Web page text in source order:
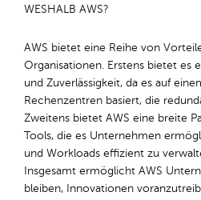
WESHALB AWS?
AWS bietet eine Reihe von
Organisationen. Erstens bietet es
und Zuverlässigkeit, da es auf
Rechenzentren basiert, die
Zweitens bietet AWS eine breite
Tools, die es Unternehmen
und Workloads effizient zu
Insgesamt ermöglicht AWS
bleiben, Innovationen